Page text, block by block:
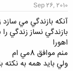
Sep 26, 2010
آنكه بازندگي مي سازد
بازندگي نساز زندگي را
اهورا
منم موافق 8مي ام
ولي بايد همه به نكته